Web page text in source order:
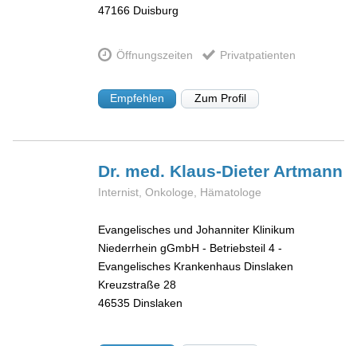
47166 Duisburg
Öffnungszeiten Privatpatienten
Empfehlen Zum Profil
Dr. med. Klaus-Dieter Artmann
Internist, Onkologe, Hämatologe
Evangelisches und Johanniter Klinikum
Niederrhein gGmbH - Betriebsteil 4 -
Evangelisches Krankenhaus Dinslaken
Kreuzstraße 28
46535 Dinslaken